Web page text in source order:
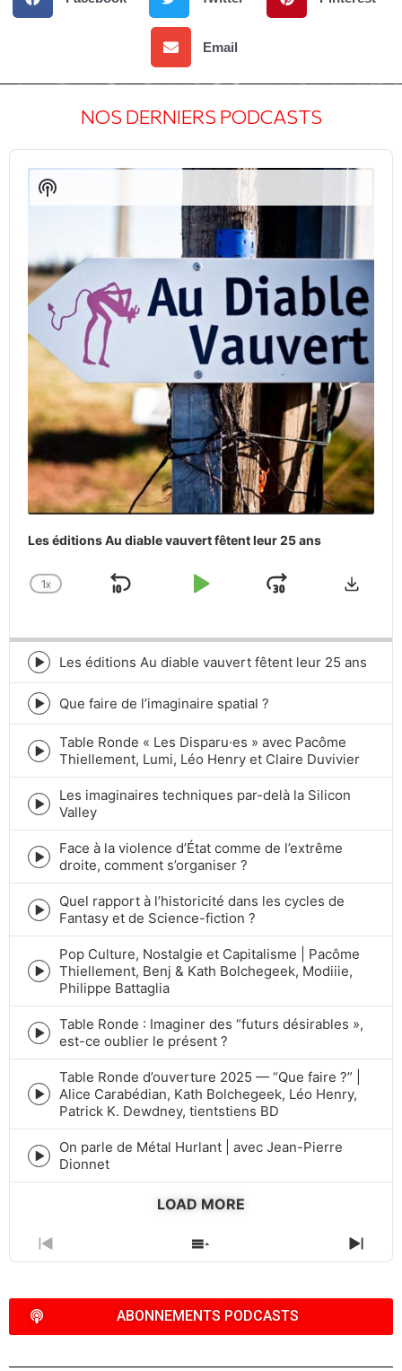
Email
NOS DERNIERS PODCASTS
Audio
Player
Les éditions Au diable vauvert fêtent leur 25 ans
CHANGE
1X
SKIP
PLAY
JUMP
Episode
play
icon
Les éditions Au diable vauvert fêtent leur 25 ans
Episode
play
icon
Que faire de l’imaginaire spatial ?
Episode
play
icon
Table Ronde « Les Disparu·es » avec Pacôme
Thiellement, Lumi, Léo Henry et Claire Duvivier
Episode
play
icon
Les imaginaires techniques par-delà la Silicon
Valley
Episode
play
icon
Face à la violence d’État comme de l’extrême
droite, comment s’organiser ?
Episode
play
icon
Quel rapport à l’historicité dans les cycles de
Fantasy et de Science-fiction ?
Episode
play
Pop Culture, Nostalgie et Capitalisme | Pacôme
Thiellement, Benj & Kath Bolchegeek, Modiiie,
Philippe Battaglia
Episode
play
icon
Table Ronde : Imaginer des “futurs désirables »,
est-ce oublier le présent ?
Episode
play
Table Ronde d’ouverture 2025 — “Que faire ?” |
Alice Carabédian, Kath Bolchegeek, Léo Henry,
Patrick K. Dewdney, tientstiens BD
Episode
play
On parle de Métal Hurlant | avec Jean-Pierre
Dionnet
LOAD MORE
PREVIOUS
EPISODE
SHOW
EPISODES
NEXT
Show
ABONNEMENTS PODCASTS